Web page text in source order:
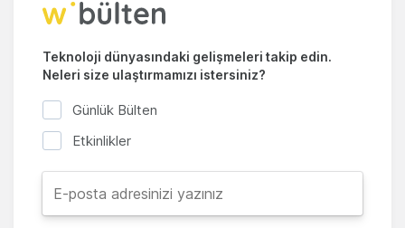
Teknoloji dünyasındaki gelişmeleri takip edin.
Neleri size ulaştırmamızı istersiniz?
Günlük Bülten
Etkinlikler